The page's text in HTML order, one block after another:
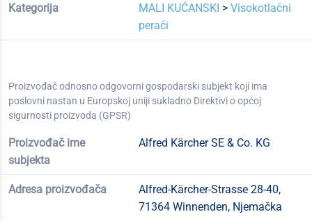
Kategorija MALI KUĆANSKI > Visokotlačni
perači
Proizvođač odnosno odgovorni gospodarski subjekt koji ima
poslovni nastan u Europskoj uniji sukladno Direktivi o općoj
sigurnosti proizvoda (GPSR)
Proizvođač ime
subjekta
Alfred Kärcher SE & Co. KG
Adresa proizvođača
Alfred-Kärcher-Strasse 28-40,
71364 Winnenden, Njemačka